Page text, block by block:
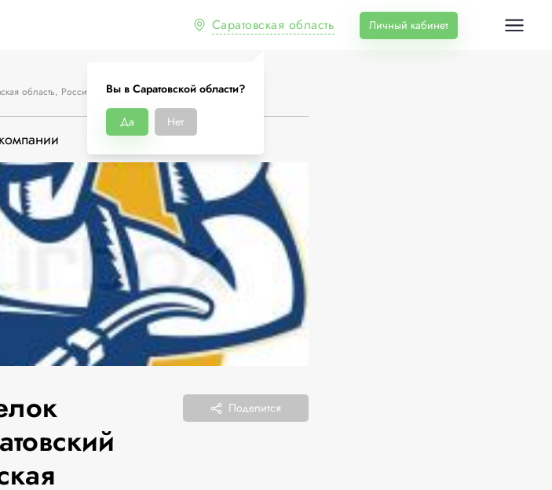
Саратовская область
Вы в Саратовской области?
Да Нет
Личный кабинет
область, Россия
Поделится